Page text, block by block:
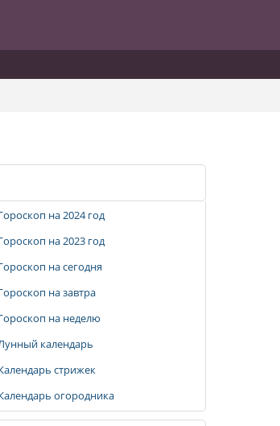
на 2024 год
на 2023 год
на сегодня
на завтра
на неделю
календарь
стрижек
огородника